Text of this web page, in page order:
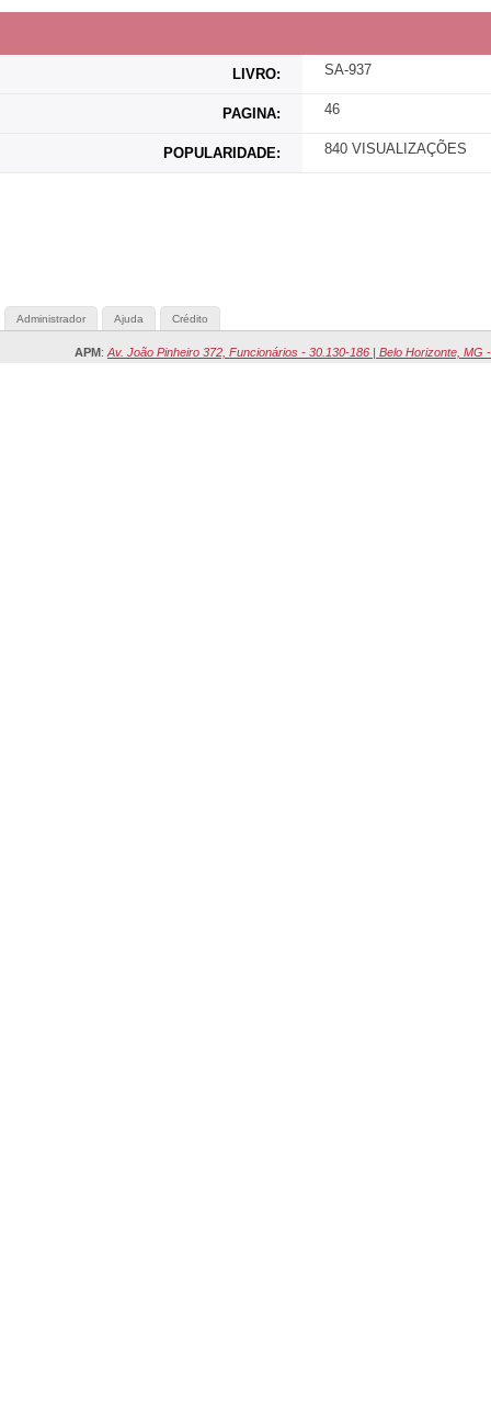
LIVRO: SA-937
PAGINA: 46
POPULARIDADE: 840 VISUALIZAÇÕES
Administrador Ajuda Crédito
APM: Av. João Pinheiro 372, Funcionários - 30.130-186 | Belo Horizonte, MG